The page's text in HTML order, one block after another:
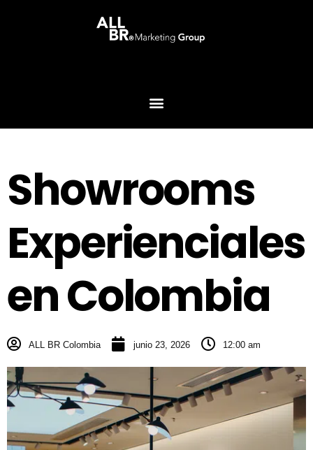
Showrooms
Experienciales
en Colombia
ALL BR Colombia junio 23, 2026 12:00 am